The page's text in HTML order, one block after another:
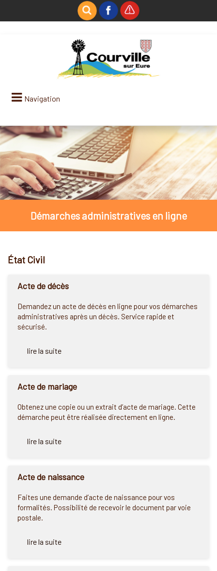
Navigation
Démarches administratives en ligne
État Civil
Acte de décès
Demandez un acte de décès en ligne pour vos démarches
administratives après un décès. Service rapide et
sécurisé.
lire la suite
Acte de mariage
Obtenez une copie ou un extrait d’acte de mariage. Cette
démarche peut être réalisée directement en ligne.
lire la suite
Acte de naissance
Faites une demande d’acte de naissance pour vos
formalités. Possibilité de recevoir le document par voie
postale.
lire la suite